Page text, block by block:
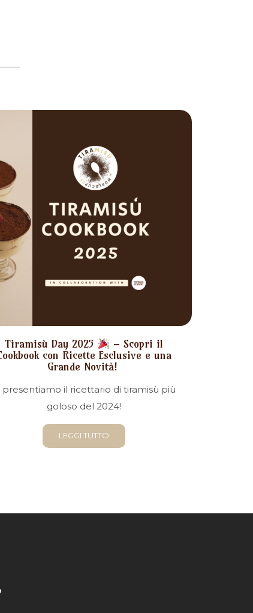
Tiramisù Day 2025
– Scopri il
con Ricette Esclusive e una
Grande Novità!
presentiamo il ricettario di tiramisù più
goloso del 2024!
LEGGI TUTTO